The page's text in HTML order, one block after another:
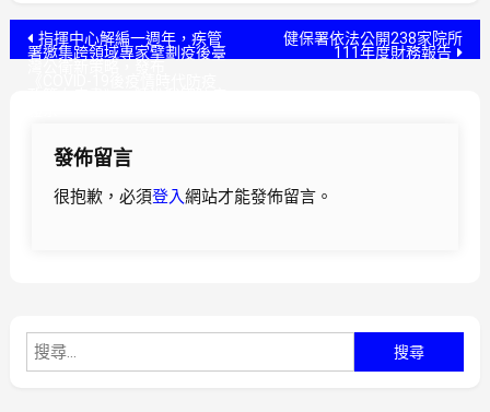
文指揮中心解編一週年，疾管
署邀集跨領域專家擘劃疫後臺
健保署依法公開238家院所
111年度財務報告
發佈留言
很抱歉，必須登入網站才能發佈留言。
尋